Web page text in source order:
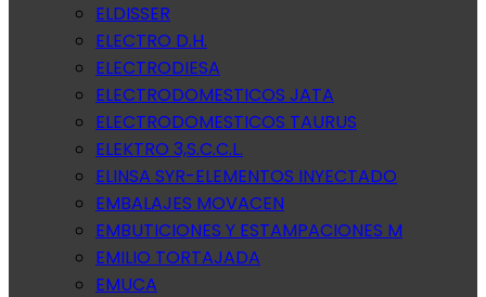
ELDISSER
ELECTRO D.H.
ELECTRODIESA
ELECTRODOMESTICOS JATA
ELECTRODOMESTICOS TAURUS
ELEKTRO 3,S.C.C.L.
ELINSA SYR-ELEMENTOS INYECTADO
EMBALAJES MOVACEN
EMBUTICIONES Y ESTAMPACIONES M
EMILIO TORTAJADA
EMUCA